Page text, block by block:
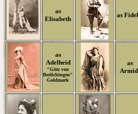
as
Elisabeth
as
as
Adelheid
"Götz von
Berlichingen"
Goldmark
as